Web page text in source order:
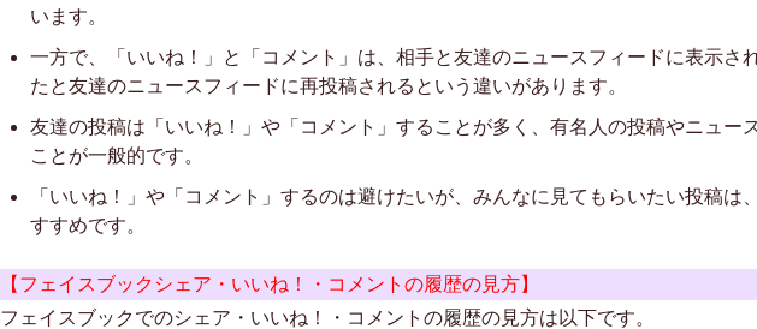
います。
一方で、「いいね！」と「コメント」は、相手と友達のニュースフィードに表示さ
たと友達のニュースフィードに再投稿されるという違いがあります。
友達の投稿は「いいね！」や「コメント」することが多く、有名人の投稿やニュー
ことが一般的です。
「いいね！」や「コメント」するのは避けたいが、みんなに見てもらいたい投稿は
すすめです。
【フェイスブックシェア・いいね！・コメントの履歴の見方】
フェイスブックでのシェア・いいね！・コメントの履歴の見方は以下です。